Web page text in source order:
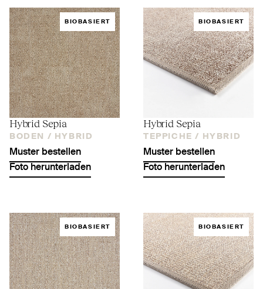
BIOBASIERT
Hybrid Sepia
BODEN / HYBRID
Muster bestellen
Foto herunterladen
BIOBASIERT
Hybrid Sepia
TEPPICHE / HYBRID
Muster bestellen
Foto herunterladen
BIOBASIERT BIOBASIERT